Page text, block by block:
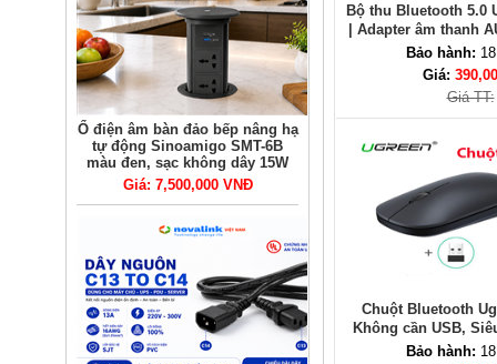
Ổ điện âm bàn đảo bếp nâng hạ
tự động Sinoamigo SMT-6B
màu đen, sạc không dây 15W
Giá: 7,500,000 VNĐ
Bộ thu Bluetooth 5.0
| Adapter âm thanh
trợ MIC, Pin
Bảo hành:
Giá:
Giá TT:
Chuột Bluetooth
Không cần USB,
Bảo hành: